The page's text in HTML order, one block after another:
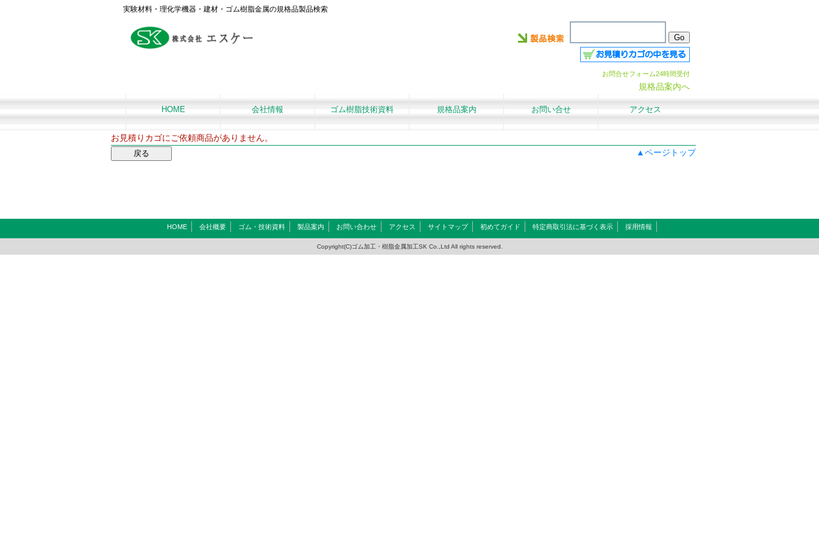
実験材料・理化学機器・建材・ゴム樹脂金属の規格品製品検索
お問合せフォーム24時間受付
規格品案内へ
HOME 会社情報 ゴム樹脂技術資料 規格品案内 お問い合せ アクセス
お見積りカゴにご依頼商品がありません。
▲ページトップ
HOME 会社概要 ゴム・技術資料 製品案内 お問い合わせ アクセス サイトマップ 初めてガイド 特定商取引法に基づく表示 採用情報
Copyright(C)ゴム加工・樹脂金属加工SK Co.,Ltd All rights reserved.